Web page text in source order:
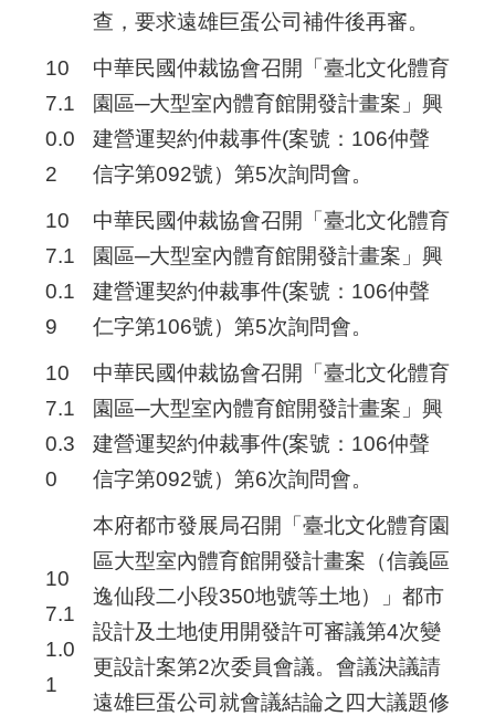
查，要求遠雄巨蛋公司補件後再審。
10
7.1
0.0
2
中華民國仲裁協會召開「臺北文化體育
園區─大型室內體育館開發計畫案」興
建營運契約仲裁事件(案號：106仲聲
信字第092號）第5次詢問會。
10
7.1
0.1
9
中華民國仲裁協會召開「臺北文化體育
園區─大型室內體育館開發計畫案」興
建營運契約仲裁事件(案號：106仲聲
仁字第106號）第5次詢問會。
10
7.1
0.3
0
中華民國仲裁協會召開「臺北文化體育
園區─大型室內體育館開發計畫案」興
建營運契約仲裁事件(案號：106仲聲
信字第092號）第6次詢問會。
10
7.1
1.0
1
本府都市發展局召開「臺北文化體育園
區大型室內體育館開發計畫案（信義區
逸仙段二小段350地號等土地）」都市
設計及土地使用開發許可審議第4次變
更設計案第2次委員會議。會議決議請
遠雄巨蛋公司就會議結論之四大議題修